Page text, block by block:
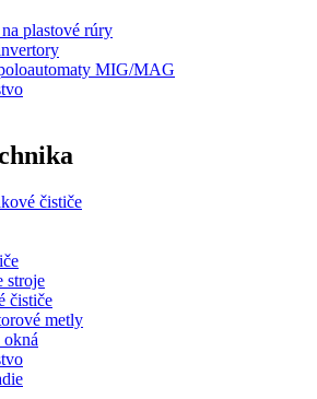
plastové rúry
MIG/MAG
čističe
stroje
čističe
metly
okná